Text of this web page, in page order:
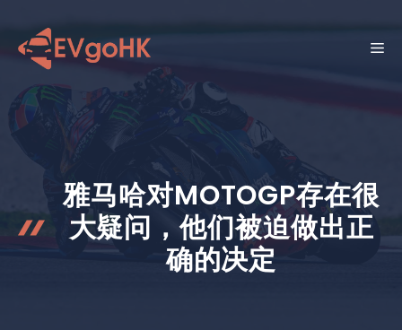
菜
雅马哈对MOTOGP存在很
大疑问，他们被迫做出正
确的决定